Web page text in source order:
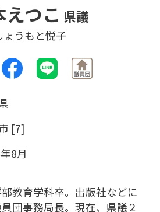
えつこ 県議
ょうもと悦子
[7]
8月
教育学科卒。出版社などに
団事務局長。現在、県議２